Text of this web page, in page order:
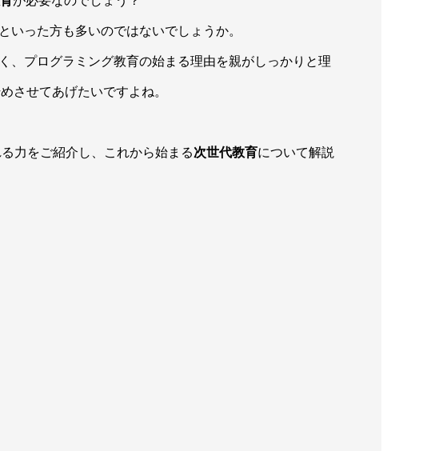
った方も多いのではないでしょうか。
、プログラミング教育の始まる理由を親がしっかりと理
させてあげたいですよね。
力をご紹介し、これから始まる次世代教育について解説